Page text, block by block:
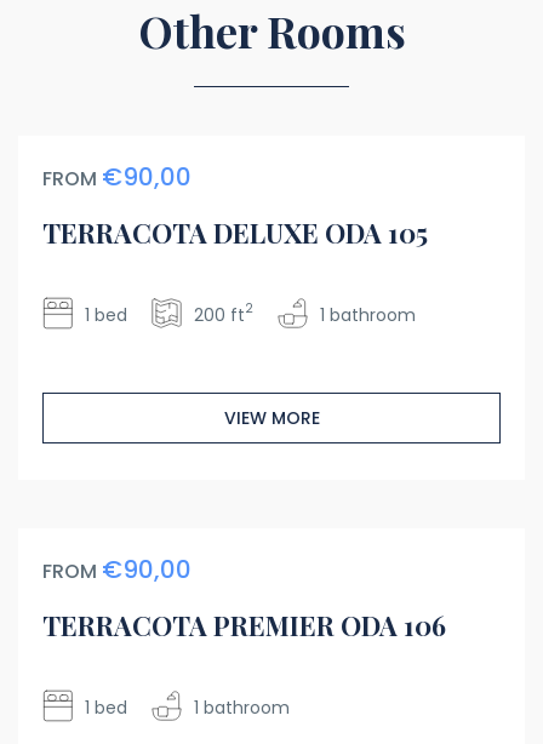
Other Rooms
FROM €90,00
TERRACOTA DELUXE ODA 105
1 bed 200 ft2 1 bathroom
VIEW MORE
FROM €90,00
TERRACOTA PREMIER ODA 106
1 bed 1 bathroom